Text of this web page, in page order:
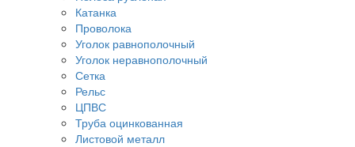
Катанка
Проволока
Уголок равнополочный
Уголок неравнополочный
Сетка
Рельс
ЦПВС
Труба оцинкованная
Листовой металл